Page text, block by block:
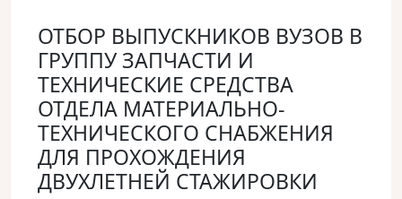
ОТБОР ВЫПУСКНИКОВ ВУЗОВ В
ГРУППУ ЗАПЧАСТИ И
ТЕХНИЧЕСКИЕ СРЕДСТВА
ОТДЕЛА МАТЕРИАЛЬНО-
ТЕХНИЧЕСКОГО СНАБЖЕНИЯ
ДЛЯ ПРОХОЖДЕНИЯ
ДВУХЛЕТНЕЙ СТАЖИРОВКИ